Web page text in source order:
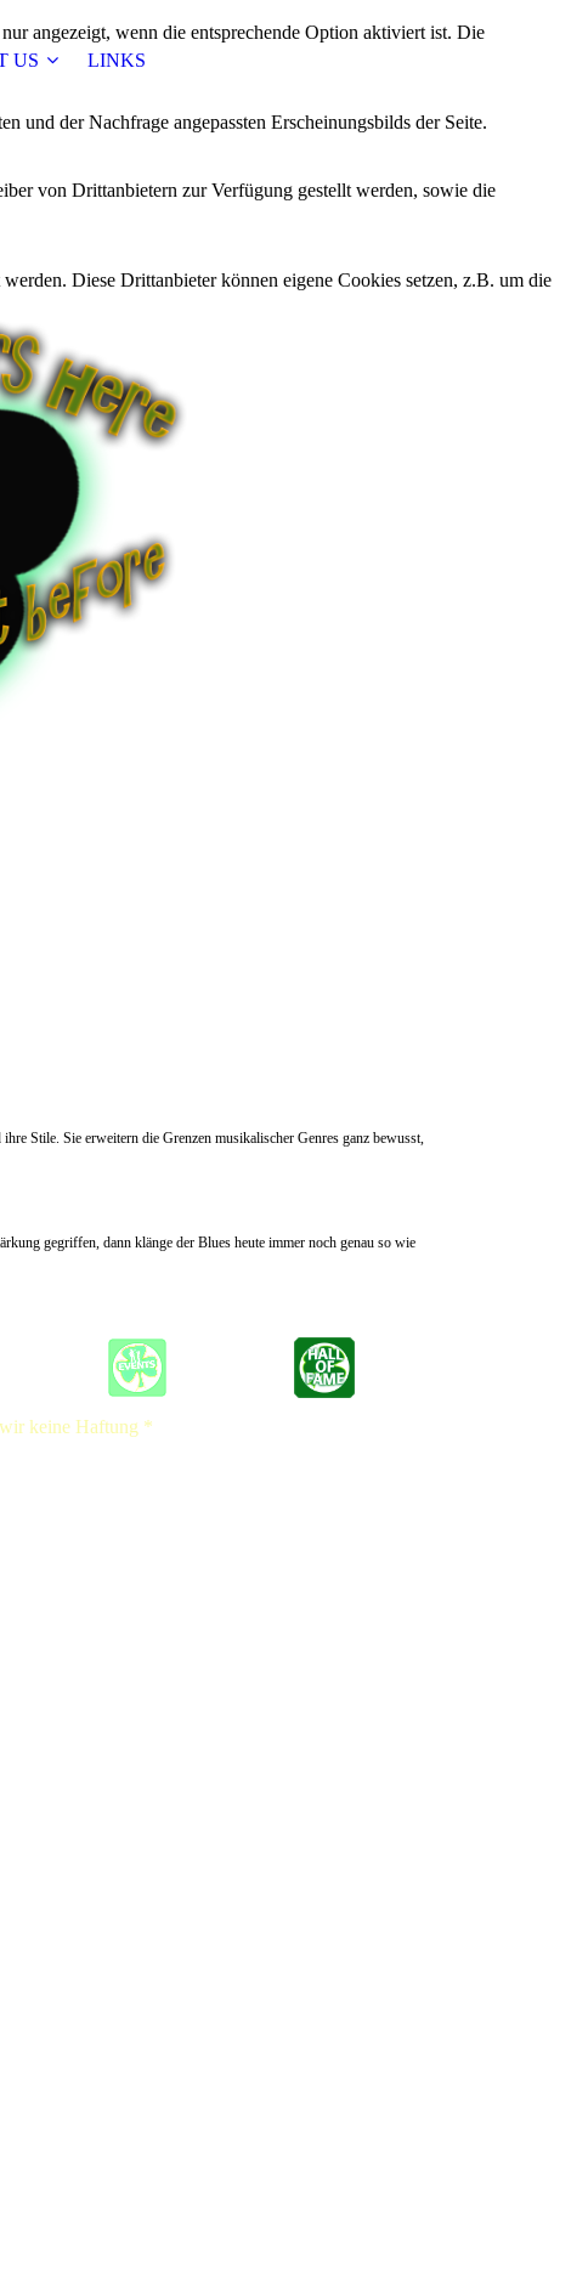
US LINKS
Stile. Sie erweitern die Grenzen musikalischer Genres ganz bewusst,
gegriffen, dann klänge der Blues heute immer noch genau so wie
keine Haftung *
angezeigt, wenn die entsprechende Option aktiviert ist. Die
und der Nachfrage angepassten Erscheinungsbilds der Seite.
von Drittanbietern zur Verfügung gestellt werden, sowie die
Diese Drittanbieter können eigene Cookies setzen, z.B. um die